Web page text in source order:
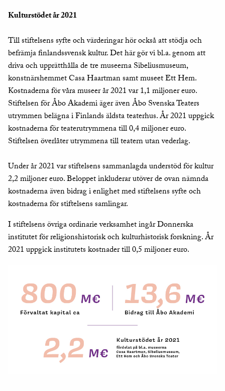
Kulturstödet år 2021
Till stiftelsens syfte och värderingar hör också att stödja och
befrämja finlandssvensk kultur. Det här gör vi bl.a. genom att
driva och upprätthålla de tre museerna Sibeliusmuseum,
konstnärshemmet Casa Haartman samt museet Ett Hem.
Kostnaderna för våra museer år 2021 var 1,1 miljoner euro.
Stiftelsen för Åbo Akademi äger även Åbo Svenska Teaters
utrymmen belägna i Finlands äldsta teaterhus. År 2021 uppgick
kostnaderna för teaterutrymmena till 0,4 miljoner euro.
Stiftelsen överlåter utrymmena till teatern utan vederlag.
Under år 2021 var stiftelsens sammanlagda understöd för kultur
2,2 miljoner euro. Beloppet inkluderar utöver de ovan nämnda
kostnaderna även bidrag i enlighet med stiftelsens syfte och
kostnaderna för stiftelsens samlingar.
I stiftelsens övriga ordinarie verksamhet ingår Donnerska
institutet för religionshistorisk och kulturhistorisk forskning. År
2021 uppgick institutets kostnader till 0,5 miljoner euro.